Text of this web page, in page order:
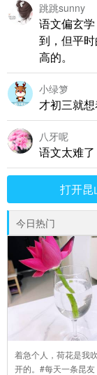
跳跳sunny
语文偏玄
到，但平
高的。
小绿箩
才初三就
八牙呢
语文太难了
打开昆
今日热门
着急个人，荷花是我吹
开的。#每天一条昆友